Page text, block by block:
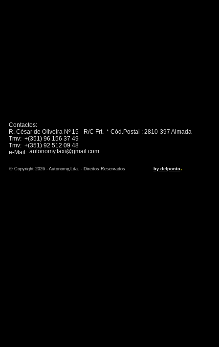
Contactos:
R. César de Oliveira Nº 15 - R/C Frt. * Cód.Postal : 2810-397 Almada
Tmv: +(351) 96 156 37 49
Tmv: +(351) 92 512 09 48
e-Mail:
© Copyright 2026 - Autonomy,Lda. - Direitos Reservados by delponto.
autonomy.taxi@gmail.com